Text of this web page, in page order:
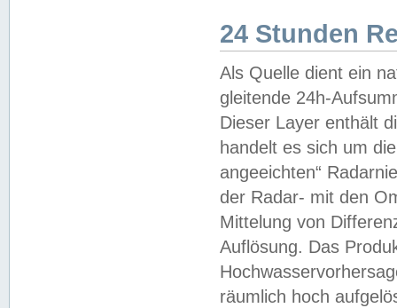
24 Stunden
Als Quelle dient ein
gleitende 24h-
Dieser Layer enthält
handelt es sich um
angeeichten“
der Radar- mit den
Mittelung von
Auflösung. Das
räumlich hoch